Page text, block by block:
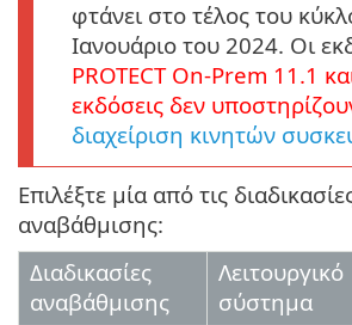
φτάνει στο τέλος του
Ιανουάριο του 2024. Οι
PROTECT On-Prem 11.1
εκδόσεις δεν
διαχείριση κινητών
Επιλέξτε μία από τις
αναβάθμισης:
Διαδικασίες
αναβάθμισης
Λειτουργικό
σύστημα